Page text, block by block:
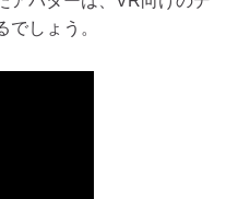
しょう。